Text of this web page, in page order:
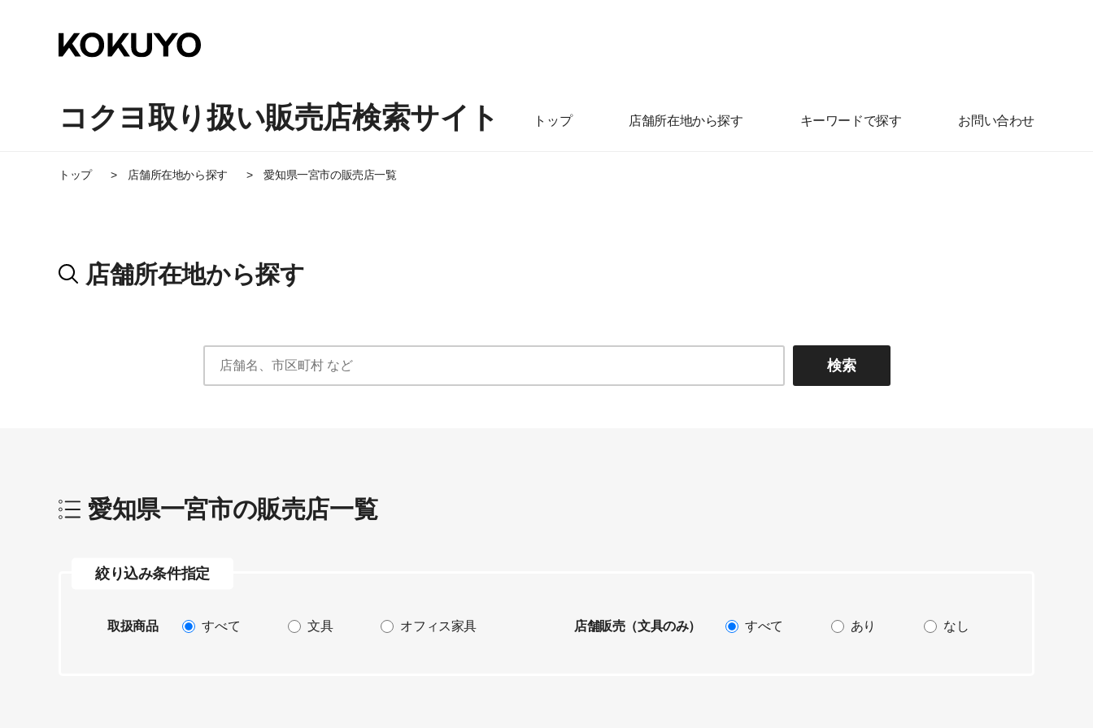
コクヨ取り扱い販売店検索サイト トップ 店舗所在地から探す キーワードで探す お問い合わせ
トップ 店舗所在地から探す 愛知県一宮市の販売店一覧
店舗所在地から探す
検索
愛知県一宮市の販売店一覧
絞り込み条件指定
取扱商品 すべて 文具 オフィス家具 店舗販売（文具のみ） すべて あり なし